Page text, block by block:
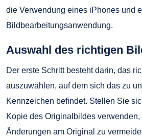
die Verwendung eines iPhones und
Bildbearbeitungsanwendung.
Auswahl des richtigen
Der erste Schritt besteht darin, das
auszuwählen, auf dem sich das zu
Kennzeichen befindet. Stellen Sie
Kopie des Originalbildes
Änderungen am Original zu